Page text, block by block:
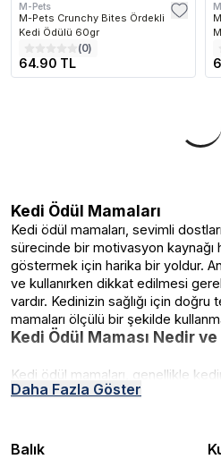
M-Pets
M-Pets Crunchy Bites Ördekli
Kedi Ödülü 60gr
(0)
64.90 TL
Kedi Ödül Mamaları
Kedi ödül mamaları, sevimli
sürecinde bir motivasyon kaynağı
göstermek için harika bir yoldur.
ve kullanırken dikkat edilmesi
vardır. Kedinizin sağlığı için
mamaları ölçülü bir şekilde
Kedi Ödül Maması Nedir ve
Kedi ödül mamaları, genellikle
düzeninin bir parçası olmayan, özel
amaçlarla kullanılabilir:
Daha Fazla Göster
Balık